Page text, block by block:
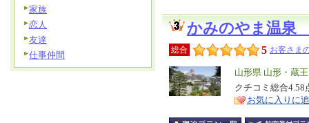
かみのやま温
総合 5 お客さま
エ
リ
ア
山形県 山形・蔵
特
徴
クチコミ総合
お気に入りに
家族
恋人
友達
仕事仲間